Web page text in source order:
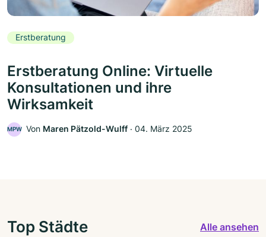
Erstberatung
Erstberatung Online: Virtuelle
Konsultationen und ihre
Wirksamkeit
MPW Von Maren Pätzold-Wulff ‧ 04. März 2025
Top Städte Alle ansehen